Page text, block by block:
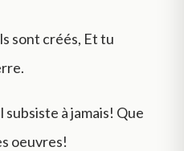
sont créés, Et tu
à jamais! Que
oeuvres!